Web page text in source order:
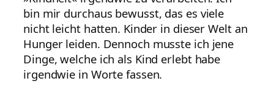
bin mir durchaus bewusst, das es viele
nicht leicht hatten. Kinder in dieser Welt an
Hunger leiden. Dennoch musste ich jene
Dinge, welche ich als Kind erlebt habe
irgendwie in Worte fassen.